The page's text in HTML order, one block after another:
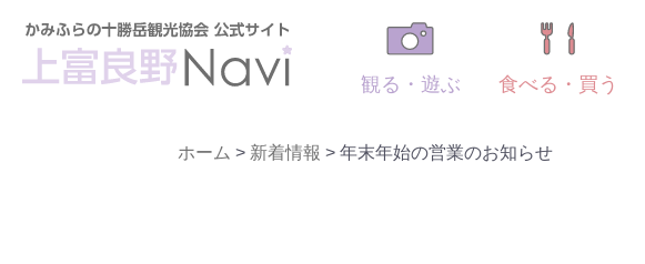
観る・遊ぶ 食べる・買う
ホーム > 新着情報 > 年末年始の営業のお知らせ